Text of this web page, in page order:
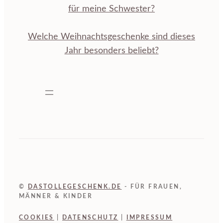
für meine Schwester?
Welche Weihnachtsgeschenke sind dieses
Jahr besonders beliebt?
© DASTOLLEGESCHENK.DE
- FÜR FRAUEN,
MÄNNER & KINDER
COOKIES DATENSCHUTZ IMPRESSUM